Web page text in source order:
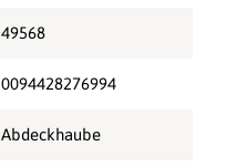
49568
0094428276994
Abdeckhaube